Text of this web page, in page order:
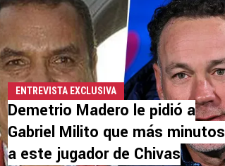
ENTREVISTA EXCLUSIVA
Demetrio Madero le pidió a
Gabriel Milito que más minutos
a este jugador de Chivas